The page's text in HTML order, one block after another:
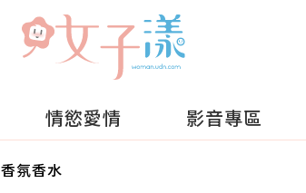
情慾愛情 影音專區
香氛香水